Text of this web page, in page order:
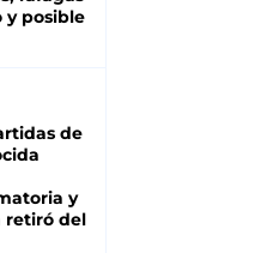
y posible
de
y
retiró del